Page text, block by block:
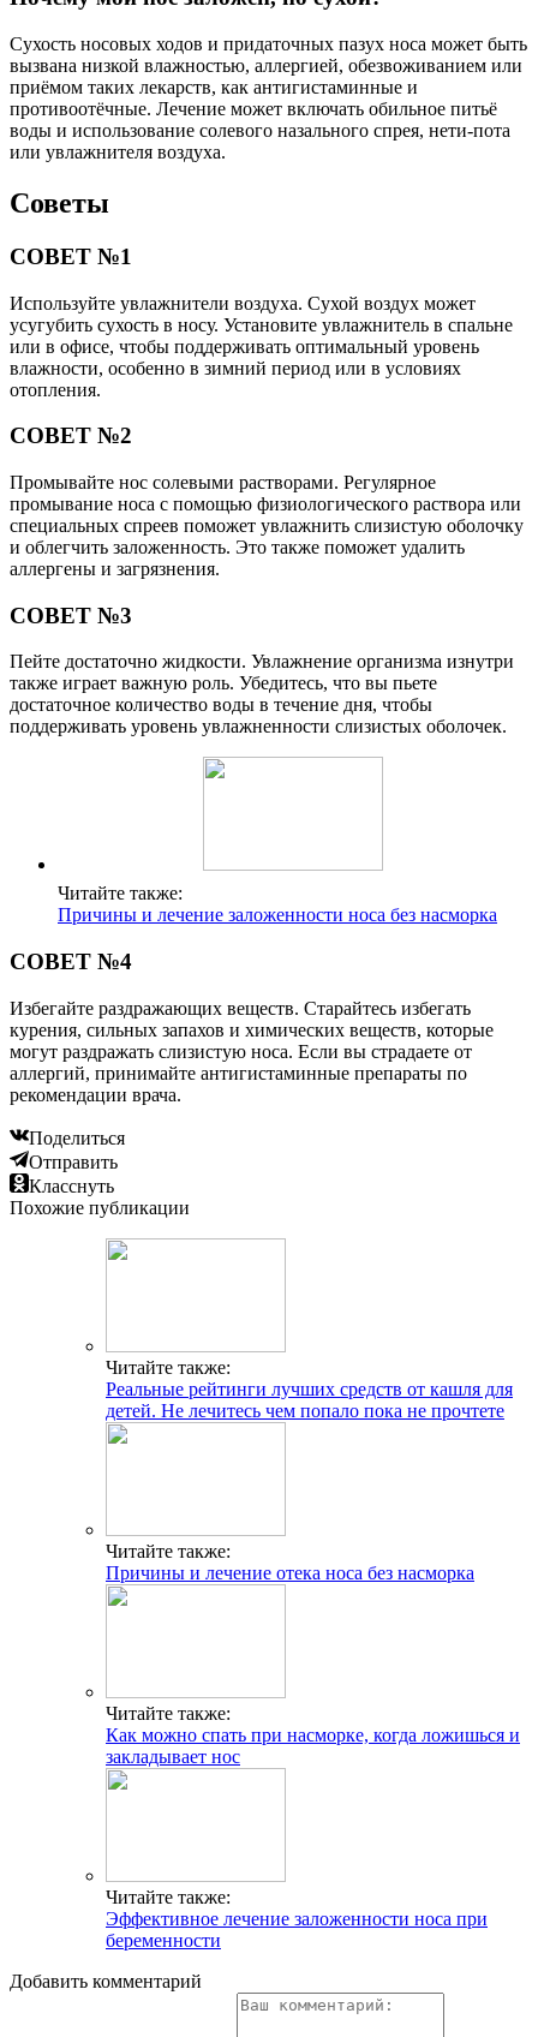
Сухость носовых ходов и придаточных пазух носа может быть
вызвана низкой влажностью, аллергией, обезвоживанием или
приёмом таких лекарств, как антигистаминные и
противоотёчные. Лечение может включать обильное питьё
воды и использование солевого назального спрея, нети-пота
или увлажнителя воздуха.
Советы
СОВЕТ №1
Используйте увлажнители воздуха. Сухой воздух может
усугубить сухость в носу. Установите увлажнитель в спальне
или в офисе, чтобы поддерживать оптимальный уровень
влажности, особенно в зимний период или в условиях
отопления.
СОВЕТ №2
Промывайте нос солевыми растворами. Регулярное
промывание носа с помощью физиологического раствора или
специальных спреев поможет увлажнить слизистую оболочку
и облегчить заложенность. Это также поможет удалить
аллергены и загрязнения.
СОВЕТ №3
Пейте достаточно жидкости. Увлажнение организма изнутри
также играет важную роль. Убедитесь, что вы пьете
достаточное количество воды в течение дня, чтобы
поддерживать уровень увлажненности слизистых оболочек.
Читайте также:
Причины и лечение заложенности носа без насморка
СОВЕТ №4
Избегайте раздражающих веществ. Старайтесь избегать
курения, сильных запахов и химических веществ, которые
могут раздражать слизистую носа. Если вы страдаете от
аллергий, принимайте антигистаминные препараты по
рекомендации врача.
Поделиться
Отправить
Класснуть
Похожие публикации
Читайте также:
Реальные рейтинги лучших средств от кашля для
детей. Не лечитесь чем попало пока не прочтете
Читайте также:
Причины и лечение отека носа без насморка
Читайте также:
Как можно спать при насморке, когда ложишься и
закладывает нос
Читайте также:
Эффективное лечение заложенности носа при
беременности
Добавить комментарий